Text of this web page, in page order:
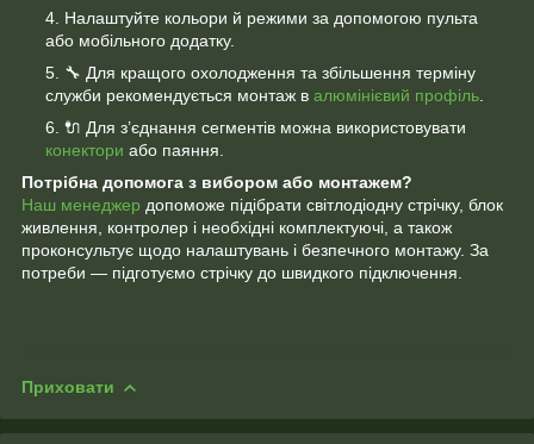
Налаштуйте кольори й режими за допомогою пульта
або мобільного додатку.
🔧 Для кращого охолодження та збільшення терміну
служби рекомендується монтаж в алюмінієвий профіль
🔌 Для з’єднання сегментів можна використовувати
конектори або паяння.
Потрібна допомога з вибором або монтажем?
Наш менеджер допоможе підібрати світлодіодну стрічку, блок
живлення, контролер і необхідні комплектуючі, а також
проконсультує щодо налаштувань і безпечного монтажу. За
потреби — підготуємо стрічку до швидкого підключення.
Приховати